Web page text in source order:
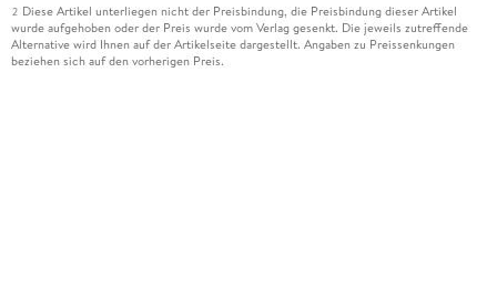
2 Diese Artikel unterliegen nicht der Preisbindung, die Preisbindung dieser Artikel
wurde aufgehoben oder der Preis wurde vom Verlag gesenkt. Die jeweils zutreffende
Alternative wird Ihnen auf der Artikelseite dargestellt. Angaben zu Preissenkungen
beziehen sich auf den vorherigen Preis.